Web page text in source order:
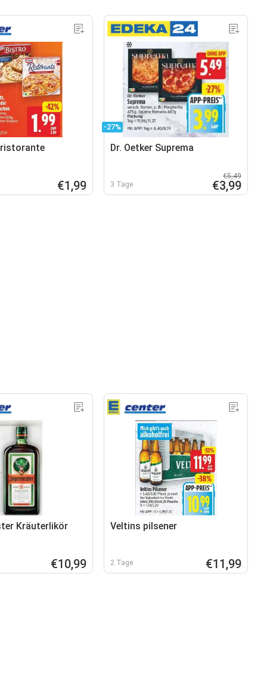
ristorante
€1,99
-27%
Dr. Oetker Suprema
3 Tage
€5,49
€3,99
Kräuterlikör
€10,99
Veltins pilsener
2 Tage €11,99